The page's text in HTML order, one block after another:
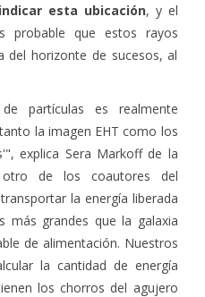
esta ubicación, y el
probable que estos rayos
del horizonte de sucesos, al
partículas es realmente
la imagen EHT como los
explica Sera Markoff de la
otro de los coautores del
la energía liberada
más grandes que la galaxia
de alimentación. Nuestros
la cantidad de energía
los chorros del agujero